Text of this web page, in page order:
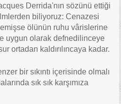
Derrida'nın sözünü ettiği
biliyoruz: Cenazesi
ölünün ruhu vârislerine
uygun olarak defnedilinceye
ortadan kaldırılıncaya kadar.
bir sıkıntı içerisinde olmalı
sık sık karşımıza